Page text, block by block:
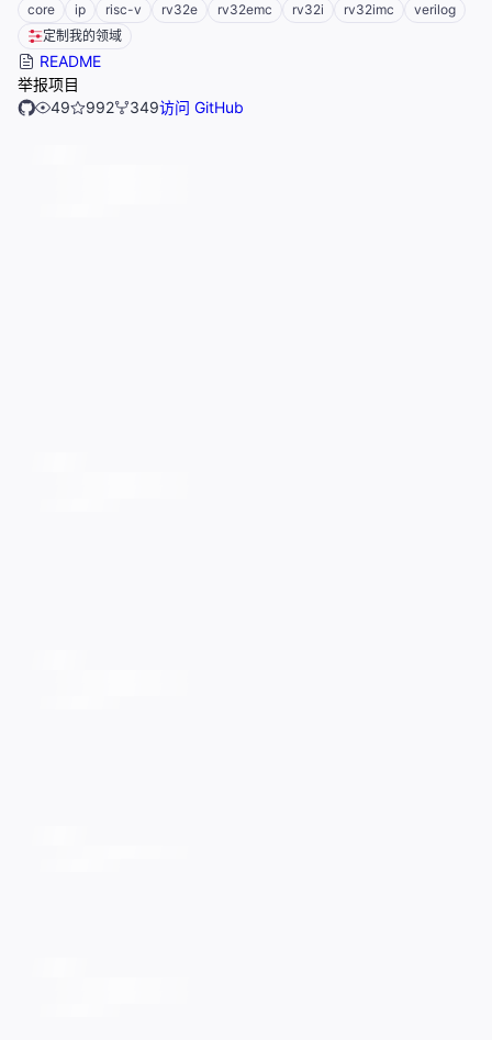
core ip risc-v rv32e rv32emc rv32i rv32imc
verilog
定制我的领域
README
举报项目
49
992 349访问 GitHub